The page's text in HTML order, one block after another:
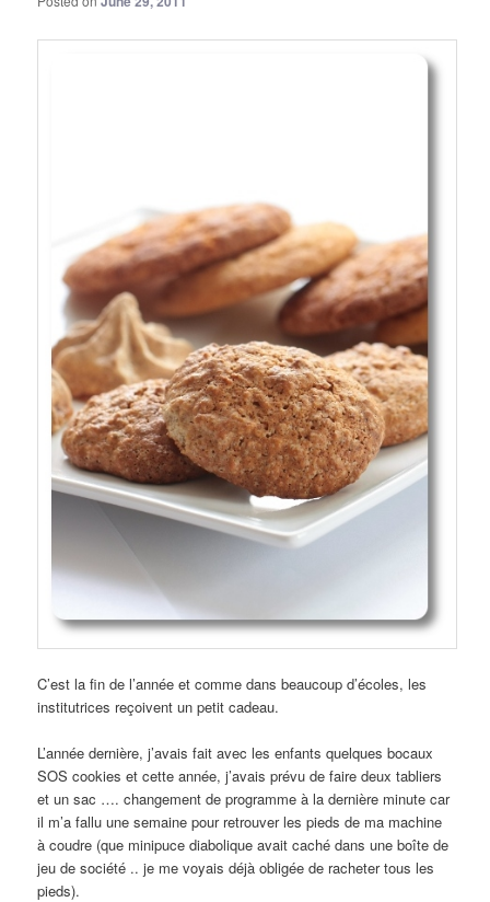
C’est la fin de l’année et comme dans beaucoup d’écoles, les
institutrices reçoivent un petit cadeau.
L’année dernière, j’avais fait avec les enfants quelques bocaux
SOS cookies et cette année, j’avais prévu de faire deux tabliers
et un sac …. changement de programme à la dernière minute car
il m’a fallu une semaine pour retrouver les pieds de ma machine
à coudre (que minipuce diabolique avait caché dans une boîte de
jeu de société .. je me voyais déjà obligée de racheter tous les
pieds).